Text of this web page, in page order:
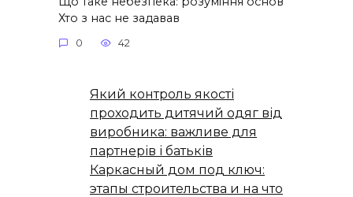
Хто з нас не задавав
0 42
Який контроль якості
проходить дитячий одяг від
виробника: важливе для
партнерів і батьків
Каркасный дом под ключ:
этапы строительства и на что